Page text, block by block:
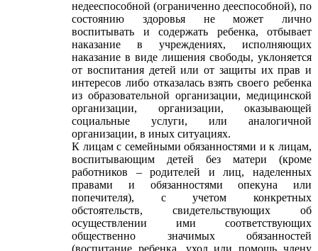
недееспособной (ограниченно дееспособной), по
состоянию здоровья не может лично
воспитывать и содержать ребенка, отбывает
наказание в учреждениях, исполняющих
наказание в виде лишения свободы, уклоняется
от воспитания детей или от защиты их прав и
интересов либо отказалась взять своего ребенка
из образовательной организации, медицинской
организации, организации, оказывающей
социальные услуги, или аналогичной
организации, в иных ситуациях.
К лицам с семейными обязанностями и к лицам,
воспитывающим детей без матери (кроме
работников – родителей и лиц, наделенных
правами и обязанностями опекуна или
попечителя), с учетом конкретных
обстоятельств, свидетельствующих об
осуществлении ими соответствующих
общественно значимых обязанностей
(воспитание ребенка, уход или помощь члену